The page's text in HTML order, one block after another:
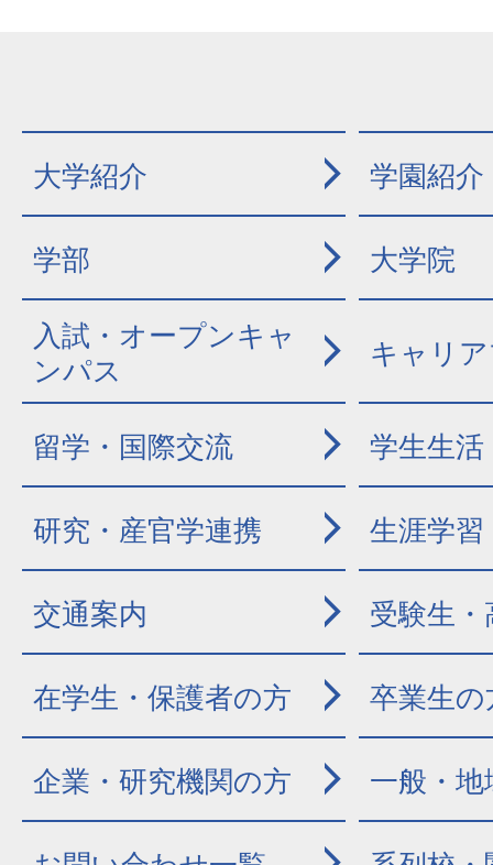
大学紹介 学園紹介
学部 大学院
入試・オープンキャ
ンパス
キャリ
留学・国際交流 学生生活
研究・産官学連携 生涯学習
交通案内 受験生
在学生・保護者の方 卒業生の
企業・研究機関の方 一般・地